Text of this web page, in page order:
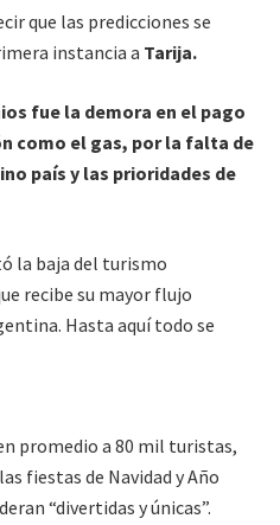
que las predicciones se
instancia a Tarija.
fue la demora en el pago
como el gas, por la falta de
país y las prioridades de
la baja del turismo
recibe su mayor flujo
Hasta aquí todo se
promedio a 80 mil turistas,
fiestas de Navidad y Año
“divertidas y únicas”.